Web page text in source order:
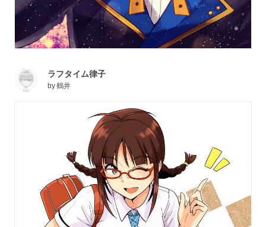
ラフタイム律子
by鶴井